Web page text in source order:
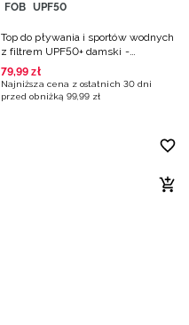
FOB UPF50
Top do pływania i sportów wodnych
z filtrem UPF50+ damski -
multikolor
79,99 zł
Najniższa cena z ostatnich 30 dni
przed obniżką 99,99 zł